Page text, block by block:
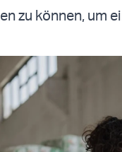
zu können, um